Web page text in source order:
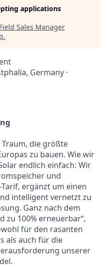
applications
Field Sales Manager
.
Germany ·
die größte
zu bauen. Wie wir
endlich einfach: Wir
und
ergänzt um einen
intelligent vernetzt zu
Ganz nach dem
zu 100% erneuerbar“,
für den rasanten
als auch für die
unserer